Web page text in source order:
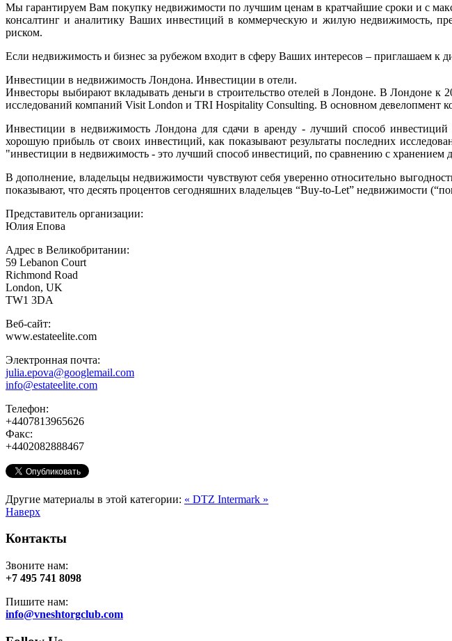
Мы гарантируем Вам покупку недвижимости по лучшим ценам в кратчайшие сроки и с
консалтинг и аналитику Ваших инвестиций в коммерческую и жилую недвижимость,
риском.
Если недвижимость и бизнес за рубежом входит в сферу Ваших интересов – приглашаем к
Инвестиции в недвижимость Лондона. Инвестиции в отели.
Инвесторы выбирают вкладывать деньги в строительство отелей в Лондоне. В Лондоне к
исследований компаний Visit London и TRI Hospitality Consulting. В основном девелопмент
Инвестиции в недвижимость Лондона для сдачи в аренду - лучший способ
хорошую прибыль от свoих инвестиций, как показывают результаты последних
"инвестиции в недвижимость - это лучший способ инвестиций, по сравнению с хранением
В дополнение, владельцы недвижимости чувствуют себя уверенно относительно
показывают, что десять процентов сегодняшних владельцев “Buy-to-Let” недвижимости
Представитель организации:
Юлия Епова
Адрес в Великобритании:
59 Lebanon Court
Richmond Road
London, UK
TW1 3DA
Веб-сайт:
www.estateelite.com
Электронная почта:
julia.epova@googlemail.com
info@estateelite.com
Телефон:
+4407813965626
Факс:
+4402082888467
Другие материалы в этой категории: « DTZ Intermark »
Наверх
Контакты
Звоните нам:
+7 495 741 8098
Пишите нам:
info@vneshtorgclub.com